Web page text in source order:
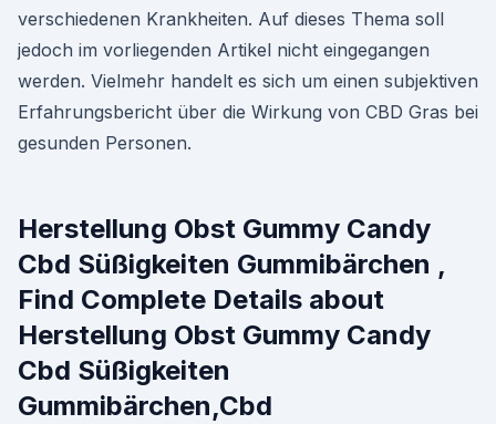
verschiedenen Krankheiten. Auf dieses Thema soll
jedoch im vorliegenden Artikel nicht eingegangen
werden. Vielmehr handelt es sich um einen subjektiven
Erfahrungsbericht über die Wirkung von CBD Gras bei
gesunden Personen.
Herstellung Obst Gummy Candy
Cbd Süßigkeiten Gummibärchen ,
Find Complete Details about
Herstellung Obst Gummy Candy
Cbd Süßigkeiten
Gummibärchen,Cbd